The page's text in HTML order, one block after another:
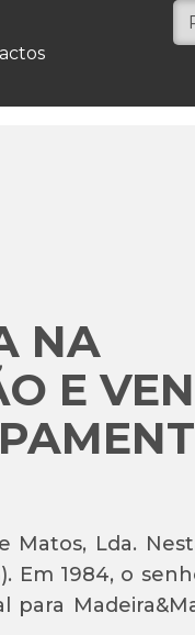
NA
E
Matos, Lda.
Em 1984, o